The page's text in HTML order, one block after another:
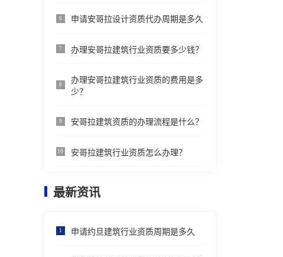
6 申请安哥拉设计资质代办周期是多久
7 办理安哥拉建筑行业资质要多少钱？
8
办理安哥拉建筑行业资质的费用是多
少？
9 安哥拉建筑资质的办理流程是什么？
10 安哥拉建筑行业资质怎么办理？
最新资讯
1 申请约旦建筑行业资质周期是多久